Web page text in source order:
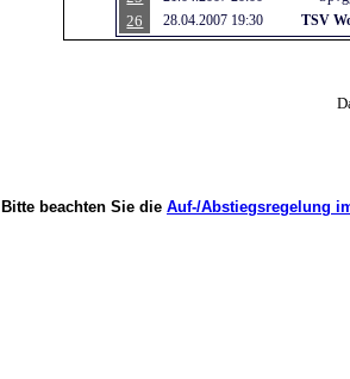
26 28.04.2007 19:30 TSV
Bitte beachten Sie die Auf-/Abstiegsregelung